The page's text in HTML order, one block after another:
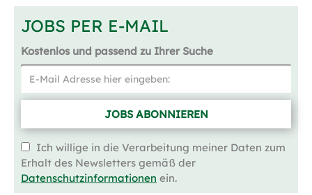
JOBS PER E-MAIL
Kostenlos und passend zu Ihrer Suche
JOBS ABONNIEREN
Ich willige in die Verarbeitung meiner Daten zum
Erhalt des Newsletters gemäß der
Datenschutzinformationen ein.